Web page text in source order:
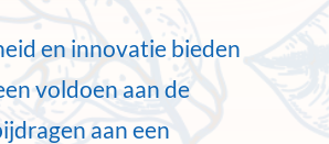
en innovatie bieden
voldoen aan de
aan een